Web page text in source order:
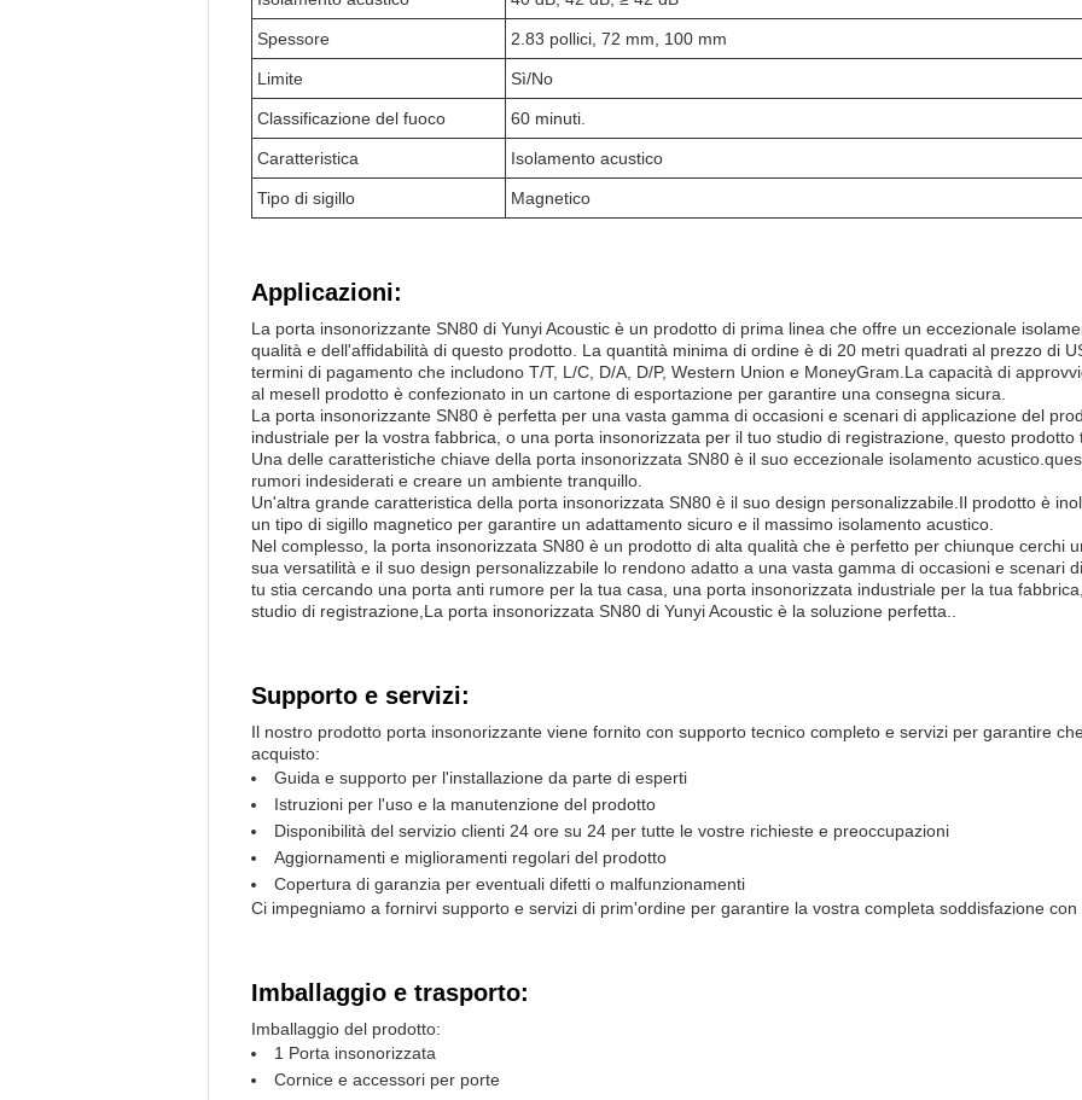
Spessore 2.83 pollici, 72 mm, 100 mm
Limite Sì/No
Classificazione del fuoco 60 minuti.
Caratteristica Isolamento acustico
Tipo di sigillo Magnetico
Applicazioni:
La porta insonorizzante SN80 di Yunyi Acoustic è un prodotto di prima linea che offre un eccezionale
qualità e dell'affidabilità di questo prodotto. La quantità minima di ordine è di 20 metri quadrati al prezzo di
termini di pagamento che includono T/T, L/C, D/A, D/P, Western Union e MoneyGram.La capacità di
al meseIl prodotto è confezionato in un cartone di esportazione per garantire una consegna sicura.
La porta insonorizzante SN80 è perfetta per una vasta gamma di occasioni e scenari di applicazione del
industriale per la vostra fabbrica, o una porta insonorizzata per il tuo studio di registrazione, questo prodotto
Una delle caratteristiche chiave della porta insonorizzata SN80 è il suo eccezionale isolamento
rumori indesiderati e creare un ambiente tranquillo.
Un'altra grande caratteristica della porta insonorizzata SN80 è il suo design personalizzabile.Il prodotto è
un tipo di sigillo magnetico per garantire un adattamento sicuro e il massimo isolamento acustico.
Nel complesso, la porta insonorizzata SN80 è un prodotto di alta qualità che è perfetto per chiunque cerchi
sua versatilità e il suo design personalizzabile lo rendono adatto a una vasta gamma di occasioni e scenari
tu stia cercando una porta anti rumore per la tua casa, una porta insonorizzata industriale per la tua
studio di registrazione,La porta insonorizzata SN80 di Yunyi Acoustic è la soluzione perfetta..
Supporto e servizi:
Il nostro prodotto porta insonorizzante viene fornito con supporto tecnico completo e servizi per garantire
acquisto:
Guida e supporto per l'installazione da parte di esperti
Istruzioni per l'uso e la manutenzione del prodotto
Disponibilità del servizio clienti 24 ore su 24 per tutte le vostre richieste e preoccupazioni
Aggiornamenti e miglioramenti regolari del prodotto
Copertura di garanzia per eventuali difetti o malfunzionamenti
Ci impegniamo a fornirvi supporto e servizi di prim'ordine per garantire la vostra completa soddisfazione
Imballaggio e trasporto:
Imballaggio del prodotto:
1 Porta insonorizzata
Cornice e accessori per porte